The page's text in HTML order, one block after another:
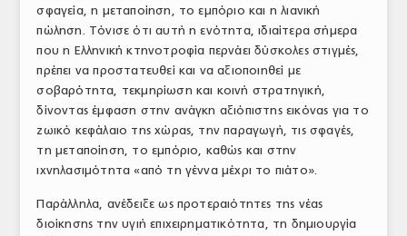
σφαγεία, η μεταποίηση, το εμπόριο και η λιανική
πώληση. Τόνισε ότι αυτή η ενότητα, ιδιαίτερα σήμερα
που η Ελληνική κτηνοτροφία περνάει δύσκολες στιγμές,
πρέπει να προστατευθεί και να αξιοποιηθεί με
σοβαρότητα, τεκμηρίωση και κοινή στρατηγική,
δίνοντας έμφαση στην ανάγκη αξιόπιστης εικόνας για το
ζωικό κεφάλαιο της χώρας, την παραγωγή, τις σφαγές,
τη μεταποίηση, το εμπόριο, καθώς και στην
ιχνηλασιμότητα «από τη γέννα μέχρι το πιάτο».
Παράλληλα, ανέδειξε ως προτεραιότητες της νέας
διοίκησης την υγιή επιχειρηματικότητα, τη δημιουργία